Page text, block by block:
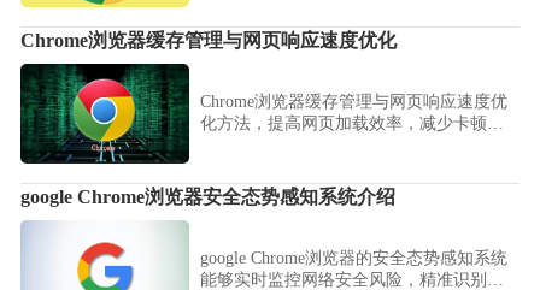
Chrome浏览器缓存管理与网页响应速度优化
Chrome浏览器缓存管理与网页响应速度优
化方法，提高网页加载效率，减少卡顿问
google Chrome浏览器安全态势感知系统介绍
google Chrome浏览器的安全态势感知系统
能够实时监控网络安全风险，精准识别潜